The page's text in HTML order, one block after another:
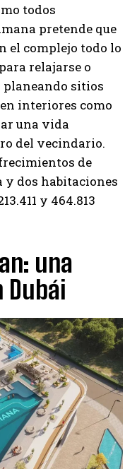
todos
pretende que
el complejo todo lo
relajarse o
planeando sitios
interiores como
una vida
del vecindario.
de
dos habitaciones
y 464.813
una
Dubái